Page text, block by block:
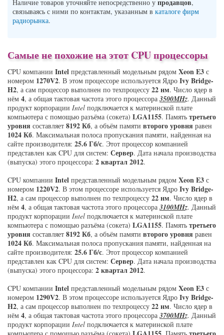
Наличие товаров уточняйте непосредственно у
,
связываясь с ними по контактам, указанным в каталоге фирм
радиорынка.
Самые не похожие на этот CPU процессоры
CPU компании Intel представленный модельным рядом Xeon E3 с
номером 1270V2. В этом процессоре используется Ядро Ivy Bridge-
H2, а сам процессор выполнен по техпроцессу 22 нм. Число ядер в
нём 4, а общая тактовая частота этого процессора 3500MHz. Данный
продукт корпорации Intel подключается к материнской плате
компьютера с помощью разъёма (сокета) LGA1155. Память третьего
уровня составляет 8192 Кб, а объём памяти второго уровня равен
1024 Кб. Максимальная полоса пропускания памяти, найденная на
сайте производителя: 25.6 Гб/с. Этот процессор компанией
представлен как CPU для систем: Сервер. Дата начала производства
(выпуска) этого процессора: 2 квартал 2012.
CPU компании Intel представленный модельным рядом Xeon E3 с
номером 1220V2. В этом процессоре используется Ядро Ivy Bridge-
H2, а сам процессор выполнен по техпроцессу 22 нм. Число ядер в
нём 4, а общая тактовая частота этого процессора 3100MHz. Данный
продукт корпорации Intel подключается к материнской плате
компьютера с помощью разъёма (сокета) LGA1155. Память третьего
уровня составляет 8192 Кб, а объём памяти второго уровня равен
1024 Кб. Максимальная полоса пропускания памяти, найденная на
сайте производителя: 25.6 Гб/с. Этот процессор компанией
представлен как CPU для систем: Сервер. Дата начала производства
(выпуска) этого процессора: 2 квартал 2012.
CPU компании Intel представленный модельным рядом Xeon E3 с
номером 1290V2. В этом процессоре используется Ядро Ivy Bridge-
H2, а сам процессор выполнен по техпроцессу 22 нм. Число ядер в
нём 4, а общая тактовая частота этого процессора 3700MHz. Данный
продукт корпорации Intel подключается к материнской плате